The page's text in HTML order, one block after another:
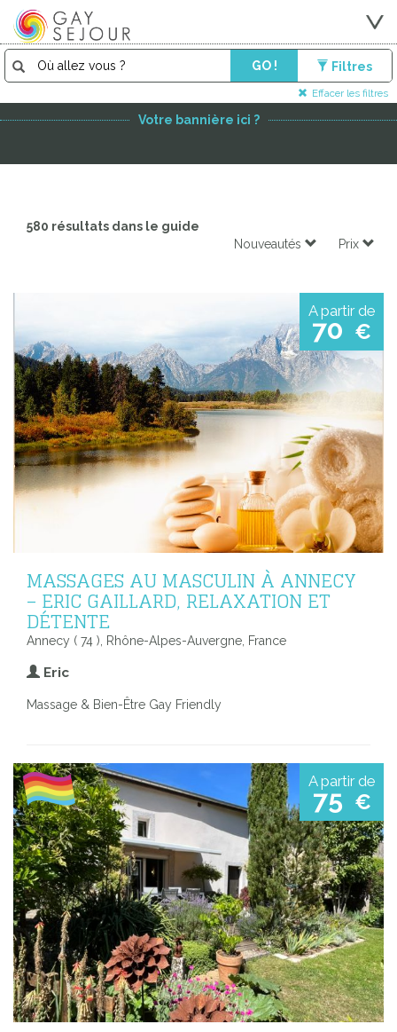
GO ! Filtres
Effacer les filtres
Votre bannière ici ?
580 résultats dans le guide
Nouveautés
Prix
A partir de
70 €
MASSAGES AU MASCULIN À ANNECY
– ERIC GAILLARD, RELAXATION ET
DÉTENTE
Annecy ( 74 ), Rhône-Alpes-Auvergne, France
Eric
Massage & Bien-Être Gay Friendly
A partir de
75 €